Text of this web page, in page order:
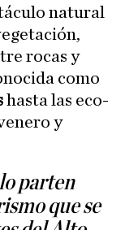
natural
rocas y
como
hasta las eco-
y
parten
que se